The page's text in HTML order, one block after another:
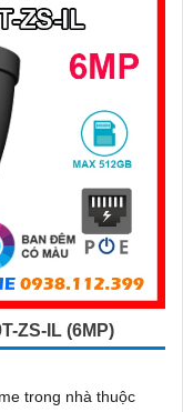
ZS-IL (6MP)
trong nhà thuộc